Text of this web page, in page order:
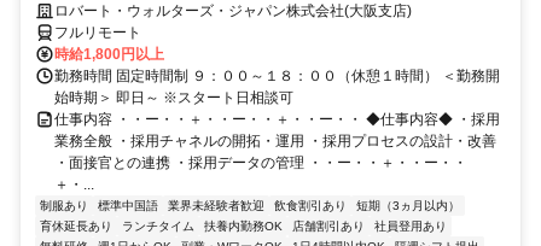
英語】Robert Walters
ロバート・ウォルターズ・ジャパン株式会社(大阪支店)
フルリモート
時給1,800円以上
勤務時間 固定時間制 ９：００～１８：００（休憩１時間） ＜勤務開
始時期＞ 即日～ ※スタート日相談可
仕事内容 ・・ー・・＋・・ー・・＋・・ー・・ ◆仕事内容◆ ・採用
業務全般 ・採用チャネルの開拓・運用 ・採用プロセスの設計・改善
・面接官との連携 ・採用データの管理 ・・ー・・＋・・ー・・
＋・...
制服あり 標準中国語 業界未経験者歓迎 飲食割引あり
短期（3ヵ月以内）
育休延長あり
ランチタイム 扶養内勤務OK 店舗割引あり
社員登用あり